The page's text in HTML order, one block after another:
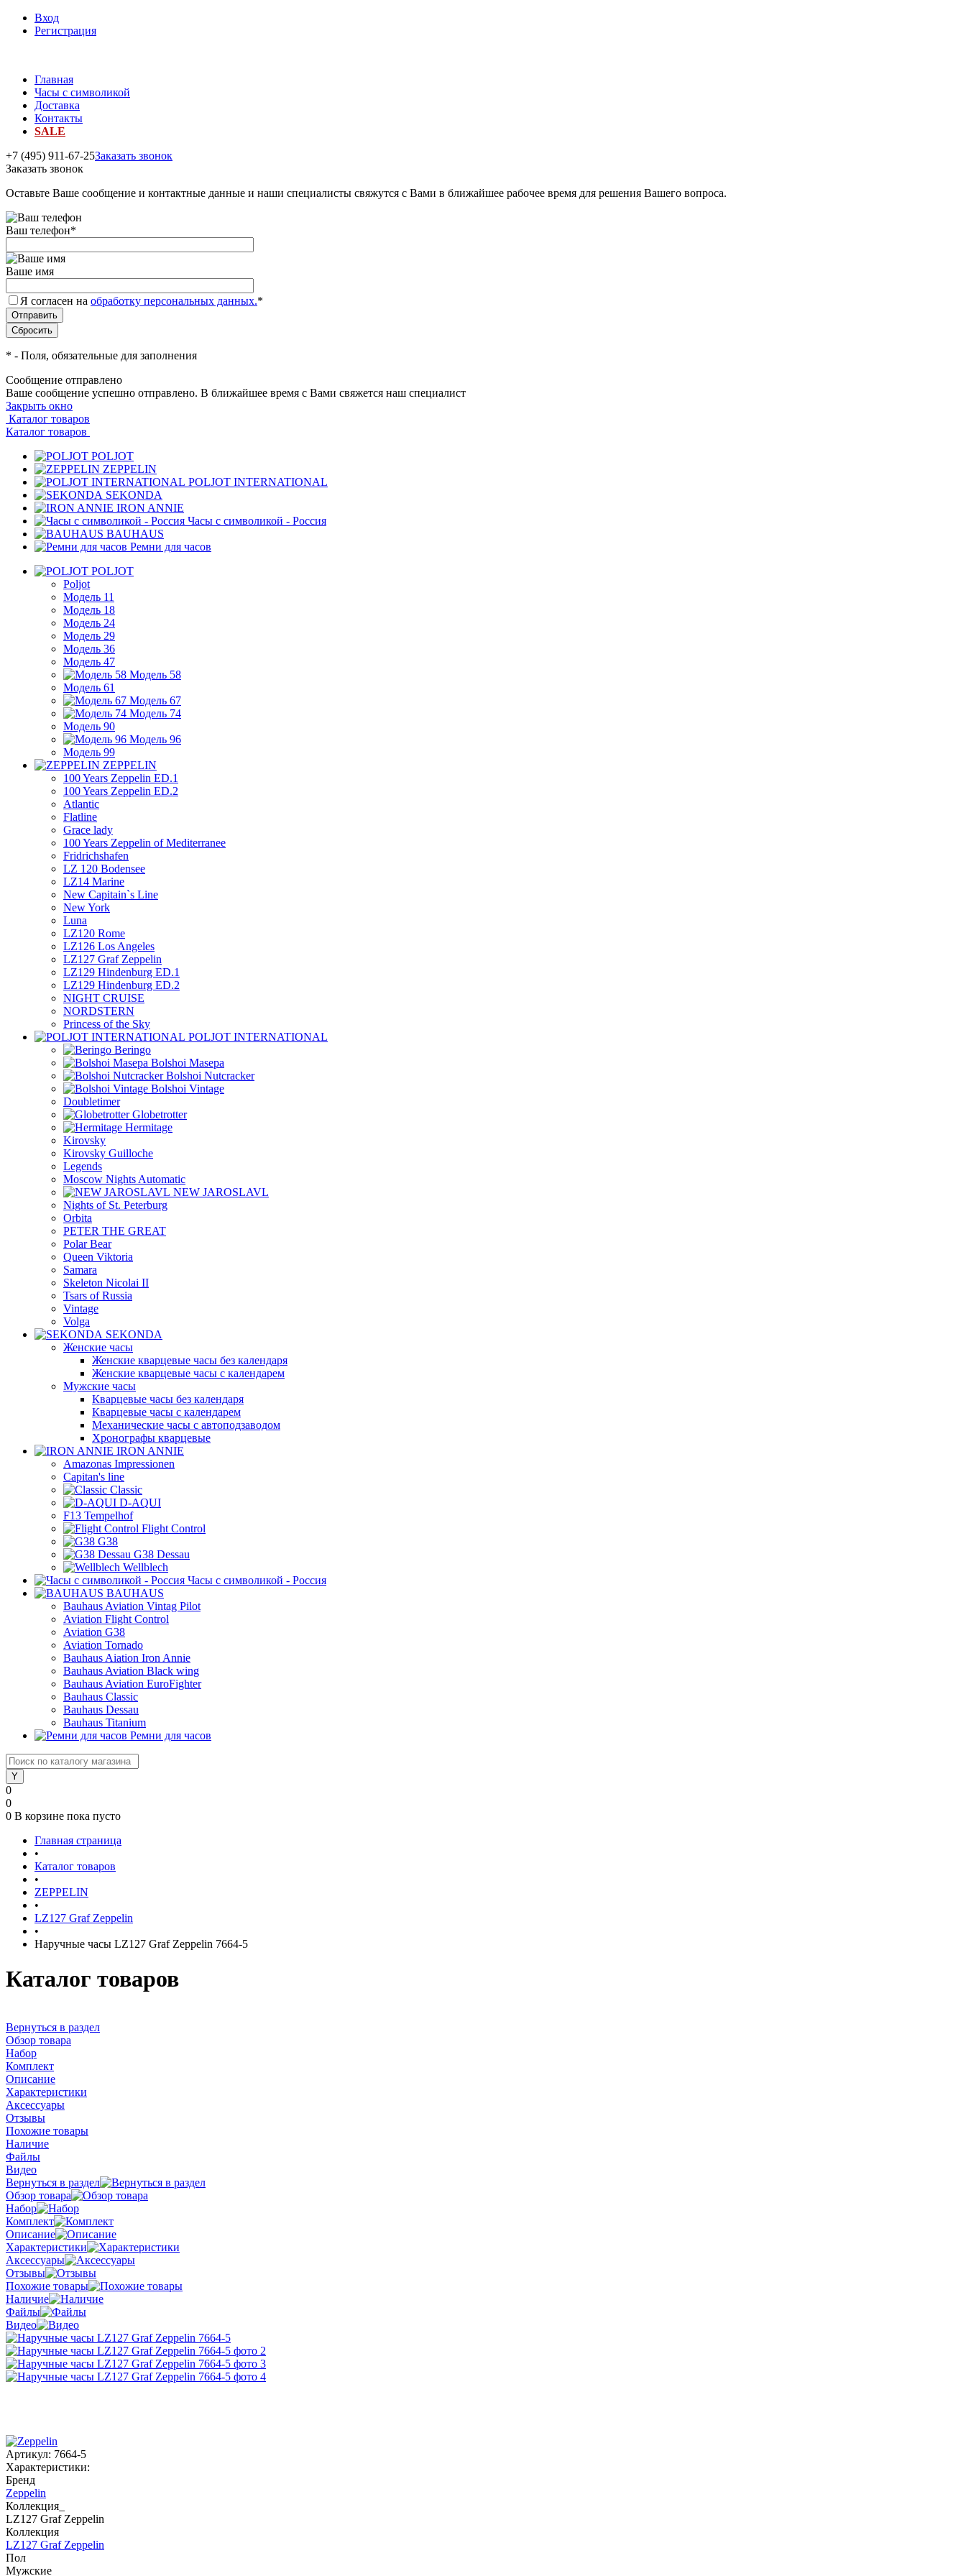
Вход
Регистрация
Главная
Часы с символикой
Доставка
Контакты
SALE
+7 (495) 911-67-25Заказать звонок
Заказать звонок
Оставьте Ваше сообщение и контактные данные и наши специалисты свяжутся с Вами в ближайшее рабочее время для решения Вашего вопроса.
Ваш телефон*
Ваше имя
Я согласен на обработку персональных данных.*
* - Поля, обязательные для заполнения
Сообщение отправлено
Ваше сообщение успешно отправлено. В ближайшее время с Вами свяжется наш специалист
Закрыть окно
Каталог товаров
Каталог товаров
POLJOT
ZEPPELIN
POLJOT INTERNATIONAL
SEKONDA
IRON ANNIE
Часы с символикой - Россия
BAUHAUS
Ремни для часов
POLJOT
Poljot
Модель 11
Модель 18
Модель 24
Модель 29
Модель 36
Модель 47
Модель 58
Модель 61
Модель 67
Модель 74
Модель 90
Модель 96
Модель 99
ZEPPELIN
100 Years Zeppelin ED.1
100 Years Zeppelin ED.2
Atlantic
Flatline
Grace lady
100 Years Zeppelin of Mediterranee
Fridrichshafen
LZ 120 Bodensee
LZ14 Marine
New Capitain`s Line
New York
Luna
LZ120 Rome
LZ126 Los Angeles
LZ127 Graf Zeppelin
LZ129 Hindenburg ED.1
LZ129 Hindenburg ED.2
NIGHT CRUISE
NORDSTERN
Princess of the Sky
POLJOT INTERNATIONAL
Beringo
Bolshoi Masepa
Bolshoi Nutcracker
Bolshoi Vintage
Doubletimer
Globetrotter
Hermitage
Kirovsky
Kirovsky Guilloche
Legends
Moscow Nights Automatic
NEW JAROSLAVL
Nights of St. Peterburg
Orbita
PETER THE GREAT
Polar Bear
Queen Viktoria
Samara
Skeleton Nicolai II
Tsars of Russia
Vintage
Volga
SEKONDA
Женские часы
Женские кварцевые часы без календаря
Женские кварцевые часы с календарем
Мужские часы
Кварцевые часы без календаря
Кварцевые часы с календарем
Механические часы с автоподзаводом
Хронографы кварцевые
IRON ANNIE
Amazonas Impressionen
Capitan's line
Classic
D-AQUI
F13 Tempelhof
Flight Control
G38
G38 Dessau
Wellblech
Часы с символикой - Россия
BAUHAUS
Bauhaus Aviation Vintag Pilot
Aviation Flight Control
Aviation G38
Aviation Tornado
Bauhaus Aiation Iron Annie
Bauhaus Aviation Black wing
Bauhaus Aviation EuroFighter
Bauhaus Classic
Bauhaus Dessau
Bauhaus Titanium
Ремни для часов
0
0
0 В корзине пока пусто
Главная страница
•
Каталог товаров
•
ZEPPELIN
•
LZ127 Graf Zeppelin
•
Наручные часы LZ127 Graf Zeppelin 7664-5
Каталог товаров
Вернуться в раздел
Обзор товара
Набор
Комплект
Описание
Характеристики
Аксессуары
Отзывы
Похожие товары
Наличие
Файлы
Видео
Вернуться в раздел
Обзор товара
Набор
Комплект
Описание
Характеристики
Аксессуары
Отзывы
Похожие товары
Наличие
Файлы
Видео
Артикул: 7664-5
Характеристики:
Бренд
Zeppelin
Коллекция_
LZ127 Graf Zeppelin
Коллекция
LZ127 Graf Zeppelin
Пол
Мужские